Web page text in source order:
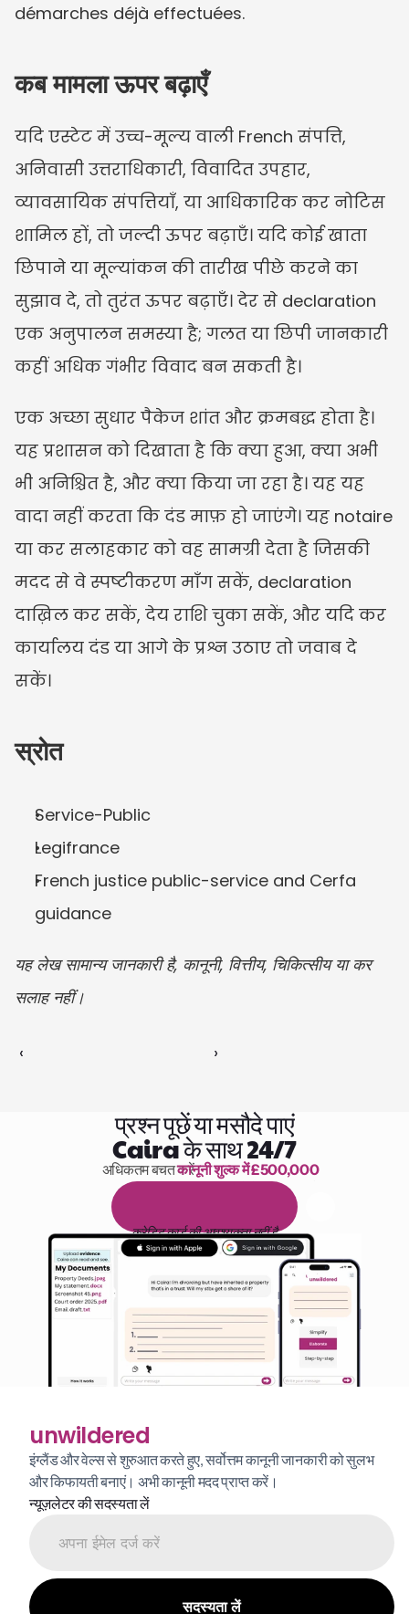
démarches déjà effectuées.
कब मामला ऊपर बढ़ाएँ
यदि एस्टेट में उच्च-मूल्य वाली French संपत्ति,
अनिवासी उत्तराधिकारी, विवादित उपहार,
व्यावसायिक संपत्तियाँ, या आधिकारिक कर नोटिस
शामिल हों, तो जल्दी ऊपर बढ़ाएँ। यदि कोई खाता
छिपाने या मूल्यांकन की तारीख पीछे करने का
सुझाव दे, तो तुरंत ऊपर बढ़ाएँ। देर से declaration
एक अनुपालन समस्या है; गलत या छिपी जानकारी
कहीं अधिक गंभीर विवाद बन सकती है।
एक अच्छा सुधार पैकेज शांत और क्रमबद्ध होता है।
यह प्रशासन को दिखाता है कि क्या हुआ, क्या अभी
भी अनिश्चित है, और क्या किया जा रहा है। यह यह
वादा नहीं करता कि दंड माफ़ हो जाएंगे। यह notaire
या कर सलाहकार को वह सामग्री देता है जिसकी
मदद से वे स्पष्टीकरण माँग सकें, declaration
दाख़िल कर सकें, देय राशि चुका सकें, और यदि कर
कार्यालय दंड या आगे के प्रश्न उठाए तो जवाब दे
सकें।
स्रोत
Service-Public
Legifrance
French justice public-service and Cerfa
guidance
यह लेख सामान्य जानकारी है, कानूनी, वित्तीय, चिकित्सीय या कर
सलाह नहीं।
‹ ›
प्रश्न पूछें या मसौदे पाएं
Caira के साथ 24/7
पढ़ने के 1,000 घंटे
अधिकतम बचत करें कानूनी शुल्क में £500,000
िन यल
क्रेडिट कार्ड की आवश्यकता नहीं है
unwildered
इंग्लैंड और वेल्स से शुरुआत करते हुए, सर्वोत्तम कानूनी जानकारी को सुलभ
और किफायती बनाएं। अभी कानूनी मदद प्राप्त करें।
न्यूज़लेटर की सदस्यता लें